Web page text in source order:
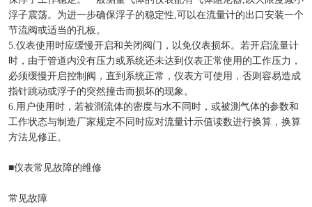
浮子震荡。为进一步确保浮子的稳定性,可以在流量计的出口安装一个
节流阀或适当的孔板。
5.仪表使用时应缓慢开启和关闭阀门，以免仪表损坏。若开启流量计
时，由于管道内没有压力或系统还未达到仪表正常使用的工作压力，
必须缓慢开启控制阀，直到系统正常，仪表方可使用，否则容易造成
指针跳动或浮子的突然撞击而损坏的现象。
6.用户使用时，若被測流体的密度与水不同时，或被測气体的参数和
工作状态与制造厂家规定不同时应对流量计示值读数进行换算，换算
方法见修正。
■仪表常见故障的维修
常见故障